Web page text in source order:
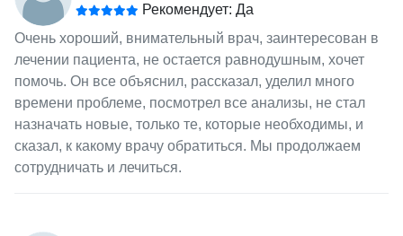
Рекомендует: Да
Очень хороший, внимательный врач, заинтересован в
лечении пациента, не остается равнодушным, хочет
помочь. Он все объяснил, рассказал, уделил много
времени проблеме, посмотрел все анализы, не стал
назначать новые, только те, которые необходимы, и
сказал, к какому врачу обратиться. Мы продолжаем
сотрудничать и лечиться.